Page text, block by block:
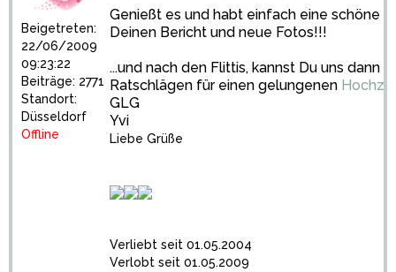
Beigetreten:
22/06/2009
09:23:22
Beiträge: 2771
Standort:
Düsseldorf
Offline
Genießt es und habt einfach eine schöne
Deinen Bericht und neue Fotos!!!
...und nach den Flittis, kannst Du uns dann
Ratschlägen für einen gelungenen
GLG
Yvi
Liebe Grüße
Verliebt seit 01.05.2004
Verlobt seit 01.05.2009